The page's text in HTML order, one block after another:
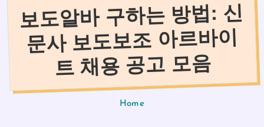
보도알바 구하는 방법: 신
문사 보도보조 아르바이
트 채용 공고 모음
Home